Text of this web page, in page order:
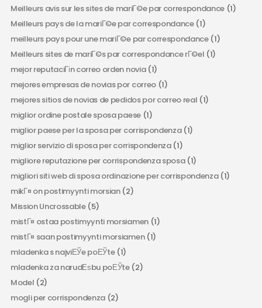
Meilleurs avis sur les sites de mariГ©e par correspondance (1)
Meilleurs pays de la mariГ©e par correspondance(1)
meilleurs pays pour une mariГ©e par correspondance(1)
Meilleurs sites de mariГ©s par correspondance rГ©el (1)
mejor reputaciГіn correo orden novia(1)
mejores empresas de novias por correo(1)
mejores sitios de novias de pedidos por correo real (1)
miglior ordine postale sposa paese(1)
miglior paese per la sposa per corrispondenza(1)
miglior servizio di sposa per corrispondenza(1)
migliore reputazione per corrispondenza sposa(1)
migliori siti web di sposa ordinazione per corrispondenza(1)
mikГ¤ on postimyynti morsian(2)
Mission Uncrossable(5)
mistГ¤ ostaa postimyynti morsiamen(1)
mistГ¤ saan postimyynti morsiamen(1)
mladenka s najviЕЎe poЕЎte(1)
mladenka za narudЕѕbu poЕЎte(2)
Model (2)
mogli per corrispondenza (2)